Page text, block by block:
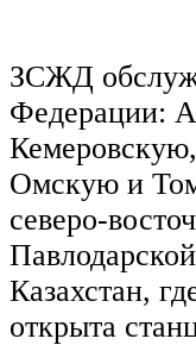
ЗСЖД
Федерации:
Омскую и
северо-
Казахстан,
открыта